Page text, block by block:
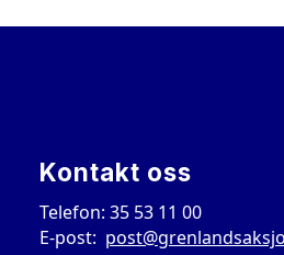
Kontakt oss
Telefon: 35 53 11 00
E-post: